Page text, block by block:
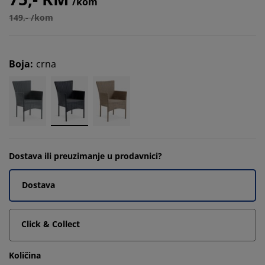
149,- /kom
Boja: crna
Dostava ili preuzimanje u prodavnici?
Dostava
Click & Collect
Količina